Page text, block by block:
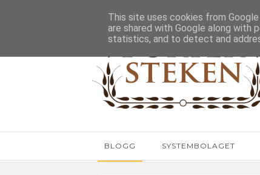
BLOGG SYSTEMBOLAGET
This site uses cookies from
are shared with Google along with
statistics, and to detect and